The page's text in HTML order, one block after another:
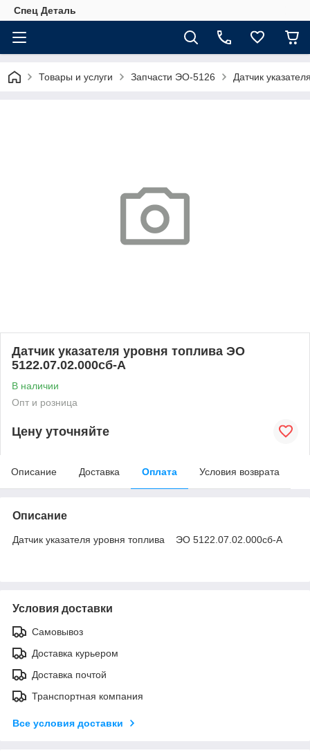
Спец Деталь
Товары и услуги Запчасти ЭО-5126 Датчик
Датчик указателя уровня топлива ЭО
5122.07.02.000сб-А
В наличии
Опт и розница
Цену уточняйте
Описание Доставка Оплата Условия возврата
Описание
Датчик указателя уровня топлива ЭО 5122.07.02.000сб-А
Условия доставки
Самовывоз
Доставка курьером
Доставка почтой
Транспортная компания
Все условия доставки